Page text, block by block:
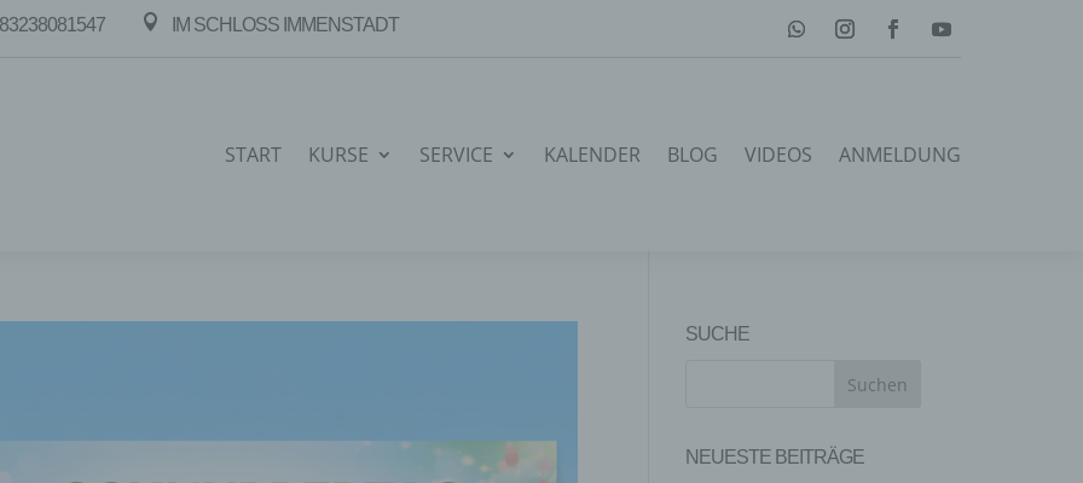
 IM SCHLOSS IMMENSTADT
START KURSE SERVICE KALENDER BLOG VIDEOS ANMELDUNG
SUCHE
NEUESTE BEITRÄGE